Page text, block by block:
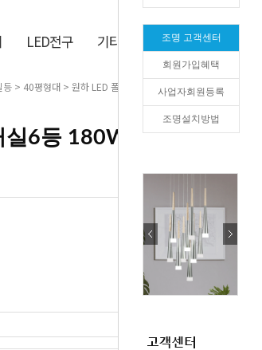
LED전구 기타/잡화 생활/건강
등 > 40평형대 > 원하 LED 폴슨에어 거실6등 180W 삼성칩
실6등 180W 삼성칩
조명 고객센터
회원가입혜택
사업자회원등록
조명설치방법